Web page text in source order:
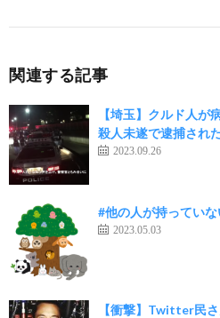
関連する記事
【埼玉】クルド人
殺人未遂で逮捕され
2023.09.26
#他の人が持ってい
2023.05.03
【衝撃】Twitter民